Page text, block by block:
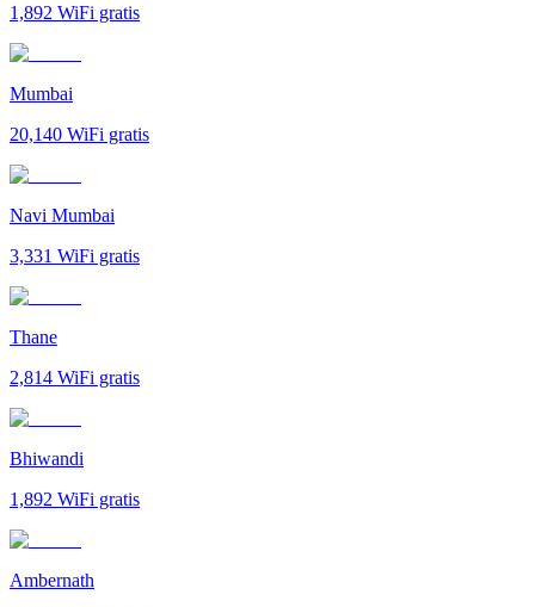
1,892 WiFi gratis
Mumbai
20,140 WiFi gratis
Navi Mumbai
3,331 WiFi gratis
Thane
2,814 WiFi gratis
Bhiwandi
1,892 WiFi gratis
Ambernath